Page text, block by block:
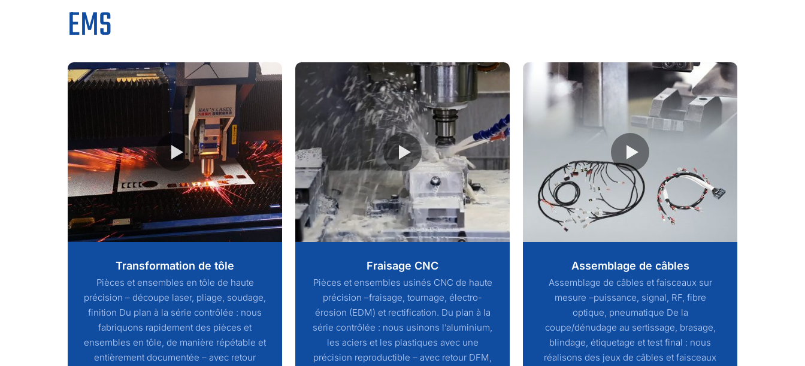
EMS
Transformation de tôle
Pièces et ensembles en tôle de haute
précision – découpe laser, pliage, soudage,
finition Du plan à la série contrôlée : nous
fabriquons rapidement des pièces et
ensembles en tôle, de manière répétable et
entièrement documentée – avec retour
Fraisage CNC
Pièces et ensembles usinés CNC de haute
précision –fraisage, tournage, électro-
érosion (EDM) et rectification. Du plan à la
série contrôlée : nous usinons l’aluminium,
les aciers et les plastiques avec une
précision reproductible – avec retour DFM,
Assemblage de câbles
Assemblage de câbles et faisceaux sur
mesure –puissance, signal, RF, fibre
optique, pneumatique De la
coupe/dénudage au sertissage, brasage,
blindage, étiquetage et test final : nous
réalisons des jeux de câbles et faisceaux